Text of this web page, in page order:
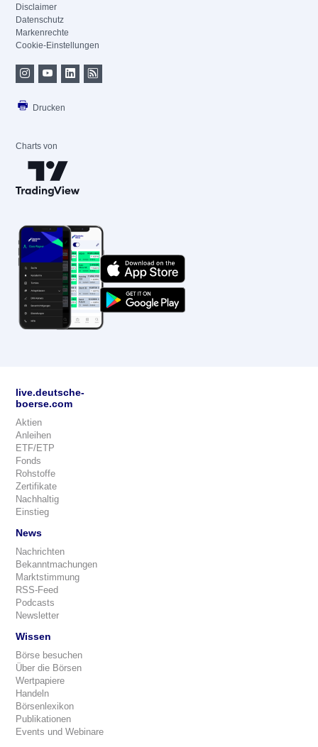
Disclaimer
Datenschutz
Markenrechte
Cookie-Einstellungen
Drucken
Charts von
live.deutsche-
boerse.com
Aktien
Anleihen
ETF/ETP
Fonds
Rohstoffe
Zertifikate
Nachhaltig
Einstieg
News
Nachrichten
Bekanntmachungen
Marktstimmung
RSS-Feed
Podcasts
Newsletter
Wissen
Börse besuchen
Über die Börsen
Wertpapiere
Handeln
Börsenlexikon
Publikationen
Events und Webinare